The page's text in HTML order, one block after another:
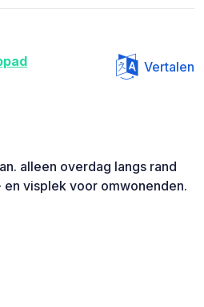
Vertalen
alleen overdag langs rand
visplek voor omwonenden.